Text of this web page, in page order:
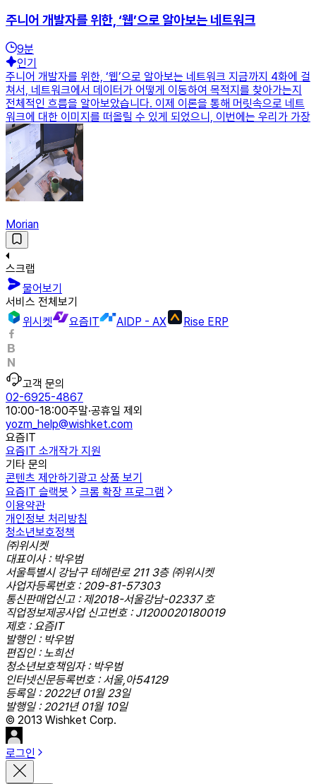
주니어 개발자를 위한, ‘웹’으로 알아보는 네트워크
9분
인기
주니어 개발자를 위한, ‘웹’으로 알아보는 네트워크 지금까지 4화에 걸
쳐서, 네트워크에서 데이터가 어떻게 이동하여 목적지를 찾아가는지
전체적인 흐름을 알아보았습니다. 이제 이론을 통해 머릿속으로 네트
워크에 대한 이미지를 떠올릴 수 있게 되었으니, 이번에는 우리가 가장
Morian
스크랩
물어보기
서비스 전체보기
위시켓
요즘IT AIDP - AX Rise ERP
고객 문의
02-6925-4867
10:00-18:00주말·공휴일 제외
yozm_help@wishket.com
요즘IT
요즘IT 소개작가 지원
기타 문의
콘텐츠 제안하기 광고 상품 보기
요즘IT 슬랙봇
크롬 확장 프로그램
이용약관
개인정보 처리방침
청소년보호정책
㈜위시켓
대표이사 : 박우범
서울특별시 강남구 테헤란로 211 3층 ㈜위시켓
사업자등록번호 : 209-81-57303
통신판매업신고 : 제2018-서울강남-02337 호
직업정보제공사업 신고번호 : J1200020180019
제호 : 요즘IT
발행인 : 박우범
편집인 : 노희선
청소년보호책임자 : 박우범
인터넷신문등록번호 : 서울,아54129
등록일 : 2022년 01월 23일
발행일 : 2021년 01월 10일
© 2013 Wishket Corp.
로그인